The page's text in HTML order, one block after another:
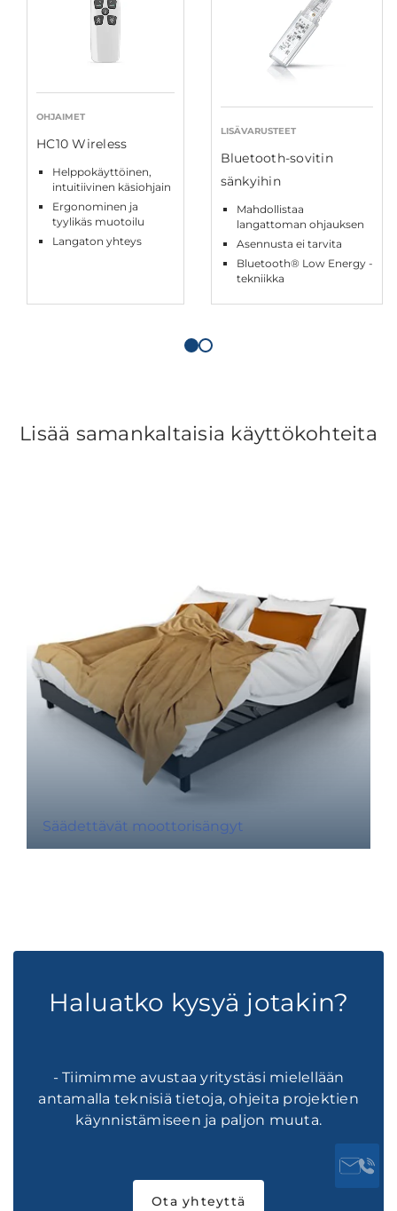
OHJAIMET
HC10 Wireless
Helppokäyttöinen,
intuitiivinen käsiohjain
Ergonominen ja
tyylikäs muotoilu
Langaton yhteys
LISÄVARUSTEET
Bluetooth-sovitin
sänkyihin
Mahdollistaa
langattoman ohjauksen
Asennusta ei tarvita
Bluetooth® Low Energy -
tekniikka
Lisää samankaltaisia käyttökohteita
Säädettävät moottorisängyt
Haluatko kysyä jotakin?
- Tiimimme avustaa yritystäsi mielellään
antamalla teknisiä tietoja, ohjeita projektien
käynnistämiseen ja paljon muuta.
Ota yhteyttä